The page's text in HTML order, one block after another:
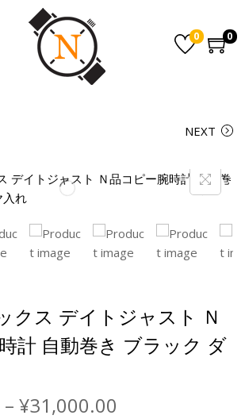
0 0
NEXT
クス デイトジャスト Ｎ
計 自動巻き ブラック ダ
– ¥31,000.00